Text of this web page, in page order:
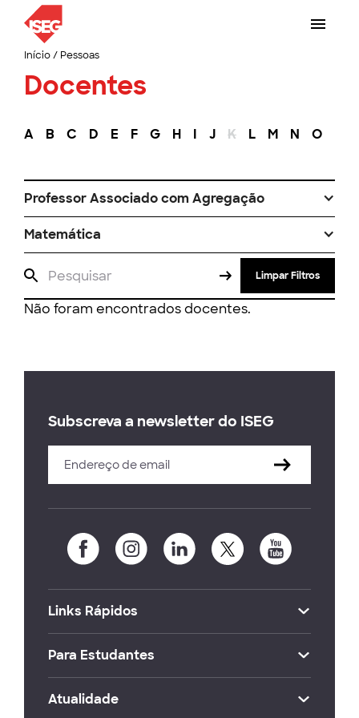
Início/ Pessoas
Docentes
A B C D E F G H I J K L M N O
Professor Associado com Agregação
Matemática
Limpar Filtros
Não foram encontrados docentes.
Subscreva a newsletter do ISEG
Links Rápidos
Para Estudantes
Atualidade